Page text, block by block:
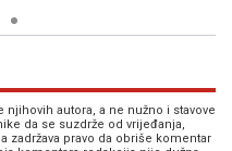
njihovih autora, a ne nužno i stavove
da se suzdrže od vrijeđanja,
zadržava pravo da obriše komentar